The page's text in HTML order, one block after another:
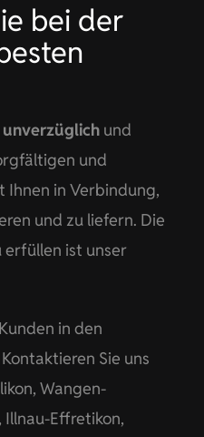
bei der
unverzüglichund
und
Ihnen in Verbindung,
und zu liefern. Die
erfüllen ist unser
in den
Sie uns
Wangen-
Effretikon,